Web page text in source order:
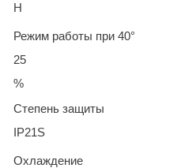
H
Режим работы при 40°
25
%
Степень защиты
IP21S
Охлаждение